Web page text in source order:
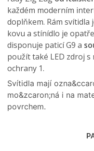
každém moderním
doplňkem. Rám
kovu a stínídlo je
disponuje paticí G9 a
použít také LED zdroj s
ochrany 1.
Svítidla mají
mo&zcaron;ná i na
povrchem.